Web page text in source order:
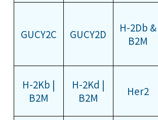
GUCY2C GUCY2D
H-2Db &
B2M
H-2Kb |
B2M
H-2Kd |
B2M
Her2